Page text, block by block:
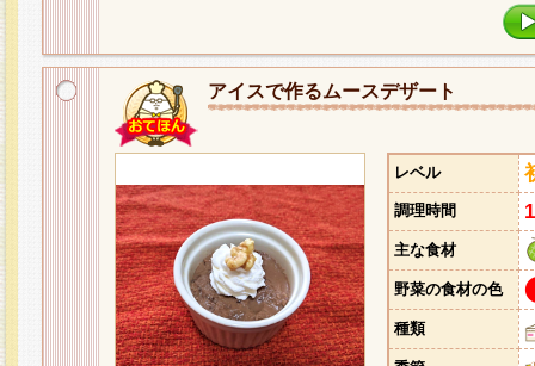
アイスで作るムースデザート
レベル
調理時間
主な食材
野菜の食材の色
種類